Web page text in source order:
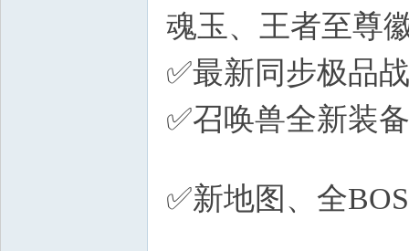
魂玉、王者至尊
✅最新同步极品
✅召唤兽全新装
✅新地图、全